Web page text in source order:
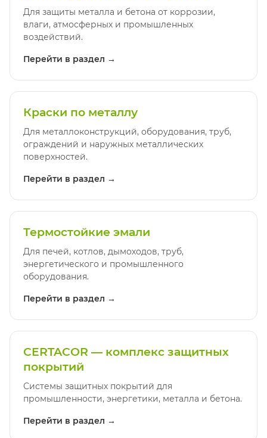
Для защиты металла и бетона от коррозии,
влаги, атмосферных и промышленных
воздействий.
Перейти в раздел →
Краски по металлу
Для металлоконструкций, оборудования, труб,
ограждений и наружных металлических
поверхностей.
Перейти в раздел →
Термостойкие эмали
Для печей, котлов, дымоходов, труб,
энергетического и промышленного
оборудования.
Перейти в раздел →
CERTACOR — комплекс защитных
покрытий
Системы защитных покрытий для
промышленности, энергетики, металла и бетона.
Перейти в раздел →